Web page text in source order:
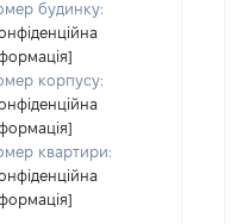
будинку:
корпусу:
квартири: